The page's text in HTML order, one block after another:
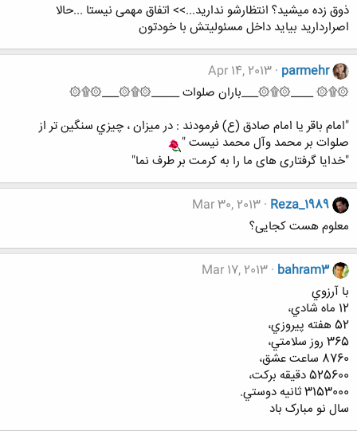
ذوق زده میشید؟ انتظارشو ندارید...>> اتفاق مهمی نیستا ...حالا
اصراردارید بیاید داخل مسئولیتش با خودتون
parmehr
Apr 14, 2013
۞۩۞ ____۞۩۞___باران صلوات _____۞۩۞___۞۩۞
"امام باقر يا امام صادق (ع) فرمودند : در ميزان ، چيزي سنگين تر از
صلوات بر محمد وآل محمد نيست "
"خدایا گرفتاری های ما را به کرمت بر طرف نما"
Reza_1989
Mar 30, 2013
معلوم هست کجایی؟
bahram3
Mar 17, 2013
با آرزوي
12 ماه شادي،
52 هفته پيروزي،
365 روز سلامتي،
8760 ساعت عشق،
525600 دقيقه برکت،
3153000 ثانيه دوستي.
سال نو مبارک باد